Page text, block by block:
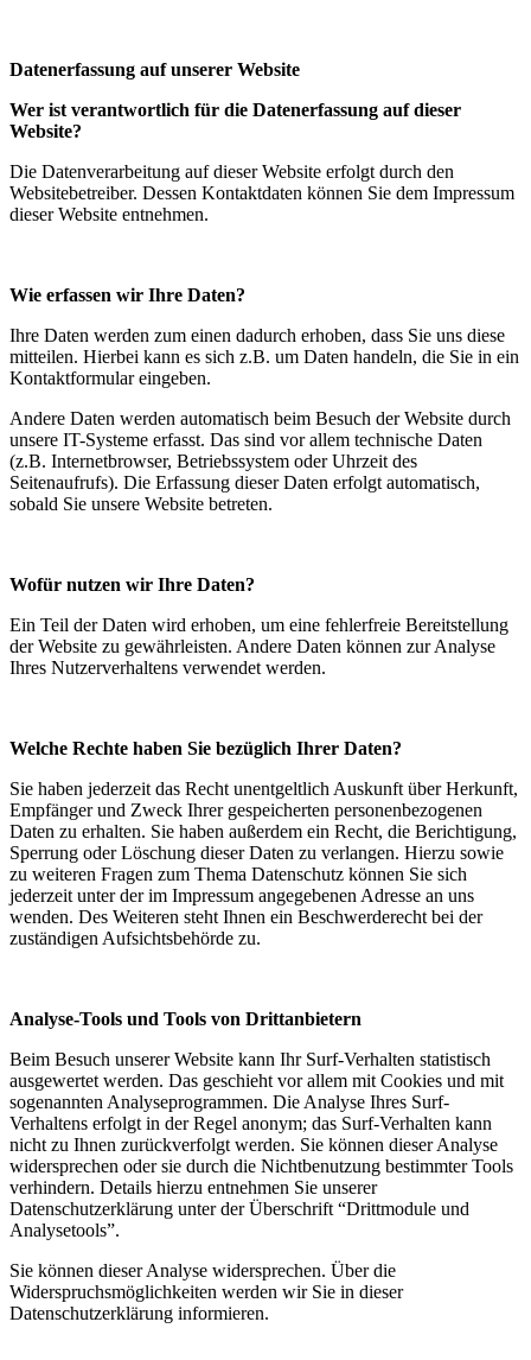
Datenerfassung auf unserer Website
Wer ist verantwortlich für die Datenerfassung auf dieser
Website?
Die Datenverarbeitung auf dieser Website erfolgt durch den
Websitebetreiber. Dessen Kontaktdaten können Sie dem Impressum
dieser Website entnehmen.
Wie erfassen wir Ihre Daten?
Ihre Daten werden zum einen dadurch erhoben, dass Sie uns diese
mitteilen. Hierbei kann es sich z.B. um Daten handeln, die Sie in ein
Kontaktformular eingeben.
Andere Daten werden automatisch beim Besuch der Website durch
unsere IT-Systeme erfasst. Das sind vor allem technische Daten
(z.B. Internetbrowser, Betriebssystem oder Uhrzeit des
Seitenaufrufs). Die Erfassung dieser Daten erfolgt automatisch,
sobald Sie unsere Website betreten.
Wofür nutzen wir Ihre Daten?
Ein Teil der Daten wird erhoben, um eine fehlerfreie Bereitstellung
der Website zu gewährleisten. Andere Daten können zur Analyse
Ihres Nutzerverhaltens verwendet werden.
Welche Rechte haben Sie bezüglich Ihrer Daten?
Sie haben jederzeit das Recht unentgeltlich Auskunft über Herkunft,
Empfänger und Zweck Ihrer gespeicherten personenbezogenen
Daten zu erhalten. Sie haben außerdem ein Recht, die Berichtigung,
Sperrung oder Löschung dieser Daten zu verlangen. Hierzu sowie
zu weiteren Fragen zum Thema Datenschutz können Sie sich
jederzeit unter der im Impressum angegebenen Adresse an uns
wenden. Des Weiteren steht Ihnen ein Beschwerderecht bei der
zuständigen Aufsichtsbehörde zu.
Analyse-Tools und Tools von Drittanbietern
Beim Besuch unserer Website kann Ihr Surf-Verhalten statistisch
ausgewertet werden. Das geschieht vor allem mit Cookies und mit
sogenannten Analyseprogrammen. Die Analyse Ihres Surf-
Verhaltens erfolgt in der Regel anonym; das Surf-Verhalten kann
nicht zu Ihnen zurückverfolgt werden. Sie können dieser Analyse
widersprechen oder sie durch die Nichtbenutzung bestimmter Tools
verhindern. Details hierzu entnehmen Sie unserer
Datenschutzerklärung unter der Überschrift “Drittmodule und
Analysetools”.
Sie können dieser Analyse widersprechen. Über die
Widerspruchsmöglichkeiten werden wir Sie in dieser
Datenschutzerklärung informieren.